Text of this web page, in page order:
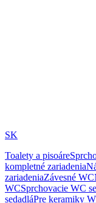
SK
Toalety a pisoáre
kompletné zariadenia
zariadeniaZávesné WC
WCSprchovacie WC
sedadláPre keramiky